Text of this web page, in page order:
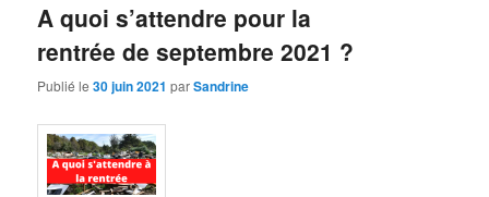
A quoi s’attendre pour la
rentrée de septembre 2021 ?
Publié le30 juin 2021 parSandrine